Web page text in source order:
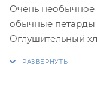
Очень необычное
обычные петарды
Оглушительный